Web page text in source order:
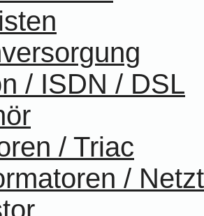
/ ISDN / DSL
/ Triac
/